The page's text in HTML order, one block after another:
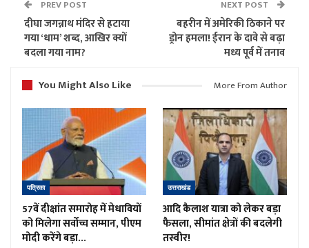
PREV POST
दीघा जगन्नाथ मंदिर से हटाया
गया ‘धाम’ शब्द, आखिर क्यों
बदला गया नाम?
NEXT POST
बहरीन में अमेरिकी ठिकाने पर
ड्रोन हमला! ईरान के दावे से बढ़ा
मध्य पूर्व में तनाव
You Might Also Like
More From Author
पत्रिका
57वें दीक्षांत समारोह में मेधावियों
को मिलेगा सर्वोच्च सम्मान, पीएम
मोदी करेंगे बड़ा…
उत्तराखंड
आदि कैलाश यात्रा को लेकर बड़ा
फैसला, सीमांत क्षेत्रों की बदलेगी
तस्वीर!